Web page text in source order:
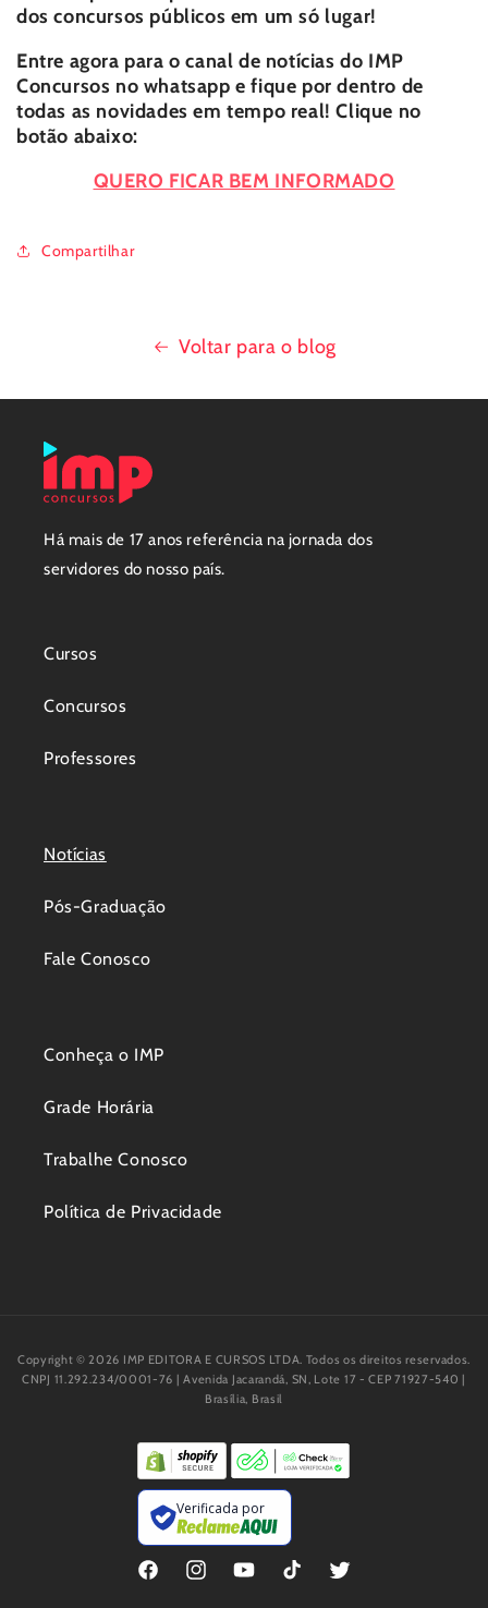
dosconcursos públicos em um só lugar!
Entre agora para o canal de notícias do IMP
Concursos no whatsapp e fique por dentro de
todas as novidades em tempo real! Clique no
botão abaixo:
QUERO FICAR BEM INFORMADO
Compartilhar
Voltar para o blog
Há mais de 17 anos referência na jornada dos
servidores do nosso país.
Cursos
Concursos
Professores
Notícias
Pós-Graduação
Fale Conosco
Conheça o IMP
Grade Horária
Trabalhe Conosco
Política de Privacidade
Copyright © 2026 IMP EDITORA E CURSOS LTDA. Todos os direitos reservados.
CNPJ 11.292.234/0001-76 | Avenida Jacarandá, SN, Lote 17 - CEP 71927-540 |
Brasília, Brasil
Verificada por
FacebookInstagramYouTubeTikTok Twitter